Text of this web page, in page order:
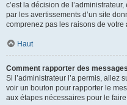
c’est la décision de
par les avertissements d’un site
comprenez pas les raisons de votre
Haut
Comment rapporter des
Si l’administrateur l’a permis, allez
voir un bouton pour rapporter le
aux étapes nécessaires pour le